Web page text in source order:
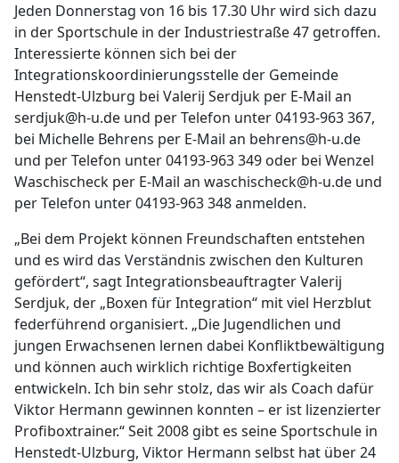
Jeden Donnerstag von 16 bis 17.30 Uhr wird sich dazu
in der Sportschule in der Industriestraße 47 getroffen.
Interessierte können sich bei der
Integrationskoordinierungsstelle der Gemeinde
Henstedt-Ulzburg bei Valerij Serdjuk per E-Mail an
serdjuk@h-u.de und per Telefon unter 04193-963 367,
bei Michelle Behrens per E-Mail an behrens@h-u.de
und per Telefon unter 04193-963 349 oder bei Wenzel
Waschischeck per E-Mail an waschischeck@h-u.de und
per Telefon unter 04193-963 348 anmelden.
„Bei dem Projekt können Freundschaften entstehen
und es wird das Verständnis zwischen den Kulturen
gefördert“, sagt Integrationsbeauftragter Valerij
Serdjuk, der „Boxen für Integration“ mit viel Herzblut
federführend organisiert. „Die Jugendlichen und
jungen Erwachsenen lernen dabei Konfliktbewältigung
und können auch wirklich richtige Boxfertigkeiten
entwickeln. Ich bin sehr stolz, das wir als Coach dafür
Viktor Hermann gewinnen konnten – er ist lizenzierter
Profiboxtrainer.“ Seit 2008 gibt es seine Sportschule in
Henstedt-Ulzburg, Viktor Hermann selbst hat über 24